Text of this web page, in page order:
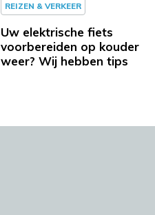
REIZEN & VERKEER
Uw elektrische fiets
voorbereiden op kouder
weer? Wij hebben tips